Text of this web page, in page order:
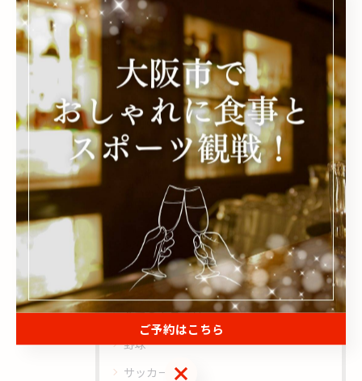
< 前のページ 一覧に戻る 次のページ >
関連タグ
#居酒屋 #季節
カテゴリー Categories
全てのカテゴリー
野球
サッカー
ご予約はこちら
ご予約はこちら